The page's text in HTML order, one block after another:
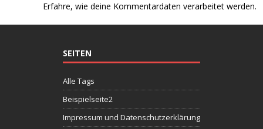
Erfahre, wie deine Kommentardaten verarbeitet werden.
SEITEN
Alle Tags
Beispielseite2
Impressum und Datenschutzerklärung